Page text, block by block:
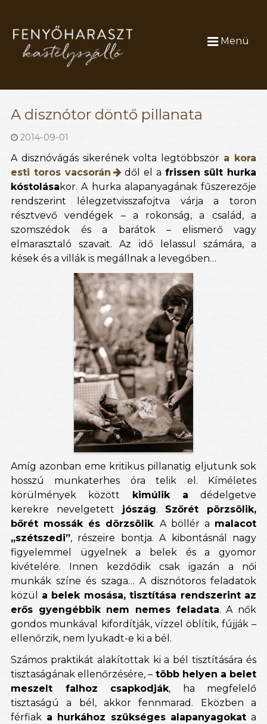
Menü
A disznótor döntő pillanata
2014-09-01
A disznóvágás sikerének volta legtöbbször a kora
esti toros vacsorán
dől el a frissen sült hurka
kóstolása kor. A hurka alapanyagának fűszerezője
rendszerint lélegzetvisszafojtva várja a toron
résztvevő vendégek – a rokonság, a család, a
szomszédok és a barátok – elismerő vagy
elmarasztaló szavait. Az idő lelassul számára, a
kések és a villák is megállnak a levegőben…
Amíg azonban eme kritikus pillanatig eljutunk sok
hosszú munkaterhes óra telik el. Kíméletes
körülmények között
kimúlik a dédelgetve
kerekre nevelgetett jószág. Szőrét pörzsölik,
bőrét mossák és dörzsölik. A böllér a malacot
„szétszedi”, részeire bontja. A kibontásnál nagy
figyelemmel ügyelnek a belek és a gyomor
kivételére. Innen kezdődik csak igazán a női
munkák színe és szaga… A disznótoros feladatok
közül a belek mosása, tisztítása rendszerint az
erős gyengébbik nem nemes feladata. A nők
gondos munkával kifordítják, vízzel öblítik, fújják –
ellenőrzik, nem lyukadt-e ki a bél.
Számos praktikát alakítottak ki a bél tisztítására és
tisztaságának ellenőrzésére, – több helyen a belet
meszelt falhoz csapkodják, ha megfelelő
tisztaságú a bél, akkor fennmarad. Eközben a
férfiak a hurkához szükséges alapanyagokat a